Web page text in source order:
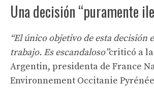
Una decisión “puramente
“El único objetivo de esta decisión
trabajo. Es escandaloso”criticó a la
Argentin, presidenta de France
Environnement Occitanie